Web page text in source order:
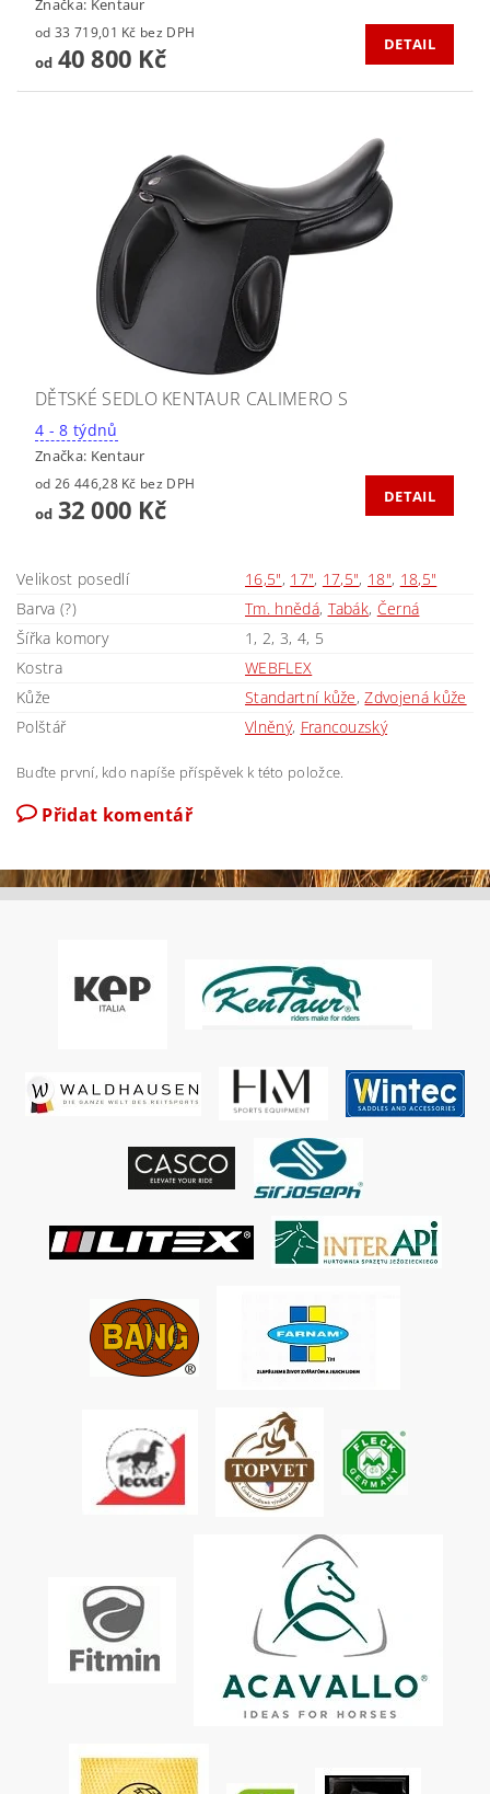
od 33 719,01 Kč bez DPH
od40 800 Kč DETAIL
DĚTSKÉ SEDLO KENTAUR CALIMERO S
4 - 8 týdnů
Značka: Kentaur
od 26 446,28 Kč bez DPH
od32 000 Kč DETAIL
Velikost posedlí 16,5", 17", 17,5", 18", 18,5"
Barva (?)
Tm. hnědá, Tabák, Černá
Šířka komory
1, 2, 3, 4, 5
Kostra
WEBFLEX
Kůže
Standartní kůže,Zdvojená kůže
Polštář
Vlněný, Francouzský
Buďte první, kdo napíše příspěvek k této položce.
Přidat komentář